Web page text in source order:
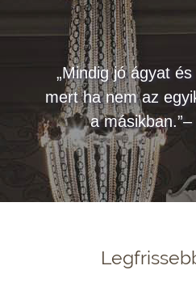
„Mindig jó ágyat
mert ha nem az
a